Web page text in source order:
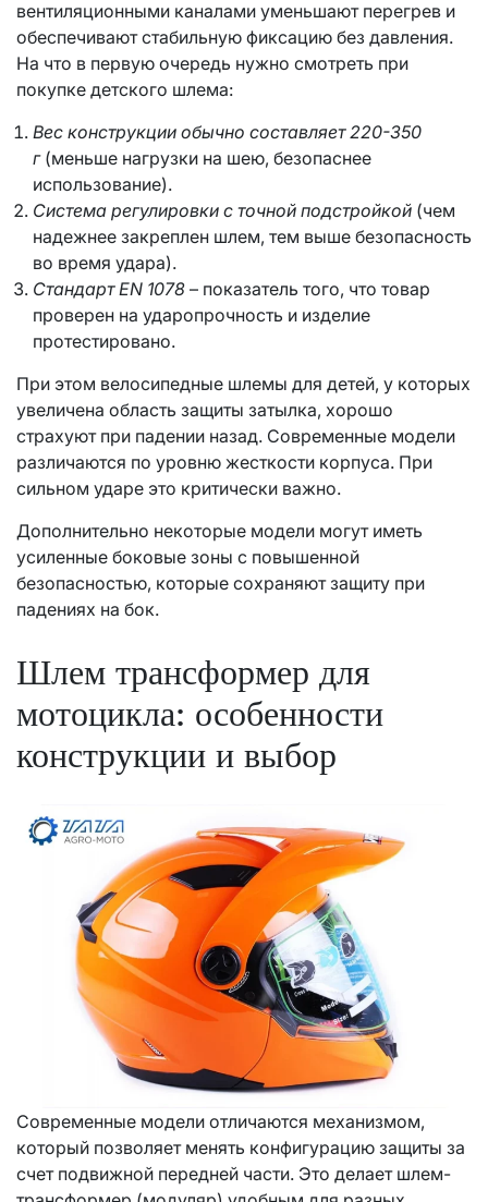
вентиляционными каналами уменьшают перегрев и
обеспечивают стабильную фиксацию без давления.
На что в первую очередь нужно смотреть при
покупке детского шлема:
Вес конструкции обычно составляет 220-350
г(меньше нагрузки на шею, безопаснее
использование).
Система регулировки с точной подстройкой (чем
надежнее закреплен шлем, тем выше безопасность
во время удара).
Стандарт EN 1078 – показатель того, что товар
проверен на ударопрочность и изделие
протестировано.
При этом велосипедные шлемы для детей, у которых
увеличена область защиты затылка, хорошо
страхуют при падении назад. Современные модели
различаются по уровню жесткости корпуса. При
сильном ударе это критически важно.
Дополнительно некоторые модели могут иметь
усиленные боковые зоны с повышенной
безопасностью, которые сохраняют защиту при
падениях на бок.
Шлем трансформер для
мотоцикла: особенности
конструкции и выбор
Современные модели отличаются механизмом,
который позволяет менять конфигурацию защиты за
счет подвижной передней части. Это делает шлем-